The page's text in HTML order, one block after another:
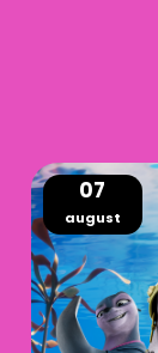
07
august